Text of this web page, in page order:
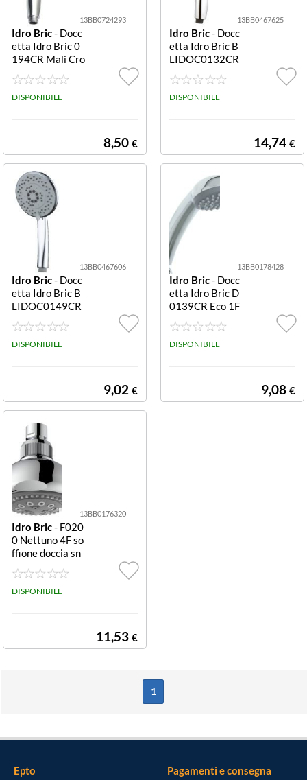
13BB0724293
Idro Bric- Docc
etta Idro Bric 0
194CR Mali Cro
mo Mali
DISPONIBILE
8,50 €
13BB0467625
Idro Bric- Docc
etta Idro Bric B
LIDOC0132CR
Slim Cromo Slim
DISPONIBILE
14,74 €
13BB0467606
Idro Bric- Docc
etta Idro Bric B
LIDOC0149CR
Edera Cromo Ed
era
DISPONIBILE
9,02 €
13BB0178428
Idro Bric- Docc
etta Idro Bric D
0139CR Eco 1F
Cromo Eco 1F
DISPONIBILE
9,08 €
13BB0176320
Idro Bric- F020
0 Nettuno 4F so
ffione doccia sn
odabile cromato
Nettuno 5F sno
dabile
DISPONIBILE
11,53 €
1
Epto Pagamenti e consegna